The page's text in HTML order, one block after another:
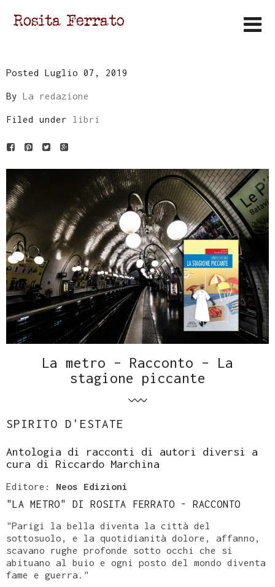
Posted Luglio 07, 2019
By La redazione
Filed under libri
La metro – Racconto – La
stagione piccante
SPIRITO D'ESTATE
Antologia di racconti di autori diversi a
cura di Riccardo Marchina
Editore:
Neos Edizioni
"LA METRO" DI ROSITA FERRATO - RACCONTO
"Parigi la bella diventa la città del
sottosuolo, e la quotidianità dolore, affanno,
scavano rughe profonde sotto occhi che si
abituano al buio e ogni posto del mondo diventa
fame e guerra."